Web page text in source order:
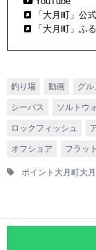
「大月町」公
「大月町」ふ
釣り場 動画 グル
シーバス ソルトウ
ロックフィッシュ
オフショア フラッ
ポイント 大月町大